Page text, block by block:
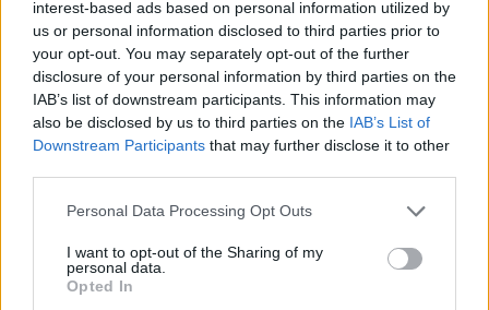
interest-based ads based on personal information utilized by
us or personal information disclosed to third parties prior to
your opt-out. You may separately opt-out of the further
disclosure of your personal information by third parties on the
IAB’s list of downstream participants. This information may
also be disclosed by us to third parties on the IAB’s List of
Downstream Participants that may further disclose it to other
Please note that this website/app uses one or more Google
not limited to your visit or usage behaviour. You may click to
grant or deny consent to Google and its third-party tags to
use your data for below specified purposes in below Google
Personal Data Processing Opt Outs
I want to opt-out of the Sharing of my
personal data.
Opted In
4. Βαρκελώνη, Ισπανία